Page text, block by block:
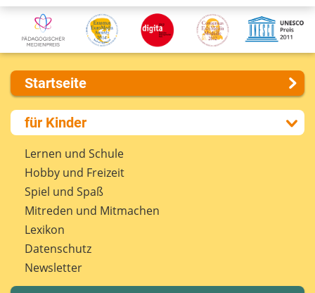
Startseite
Über uns
Presse
Kontakt
Impressum
Internet-ABC Sitemap
Barrierefreiheit
Länderprojekte
für Kinder
Lernen und Schule
Hobby und Freizeit
Spiel und Spaß
Mitreden und Mitmachen
Lexikon
Datenschutz
Newsletter